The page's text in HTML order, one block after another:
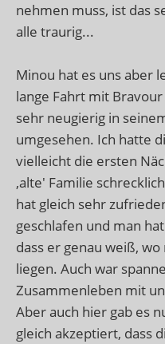
nehmen muss, ist das
alle traurig...
Minou hat es uns aber
lange Fahrt mit
sehr neugierig in
umgesehen. Ich hatte
vielleicht die ersten
,alte' Familie
hat gleich sehr
geschlafen und man
dass er genau weiß,
liegen. Auch war
Zusammenleben mit
Aber auch hier gab es
gleich akzeptiert, dass